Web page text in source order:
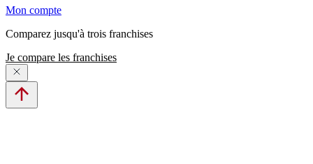
Mon compte
Comparez jusqu'à trois franchises
Je compare les franchises